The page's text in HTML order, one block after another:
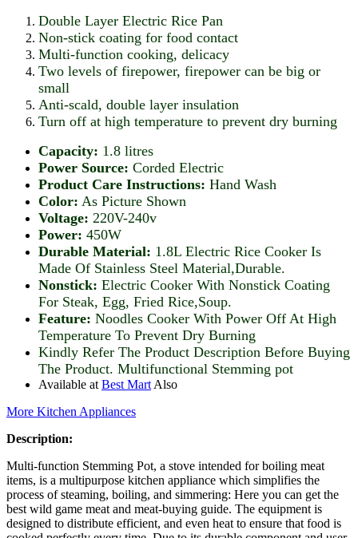
Double Layer Electric Rice Pan
Non-stick coating for food contact
Multi-function cooking, delicacy
Two levels of firepower, firepower can be big or
small
Anti-scald, double layer insulation
Turn off at high temperature to prevent dry burning
Capacity: 1.8 litres
Power Source: Corded Electric
Product Care Instructions: Hand Wash
Color: As Picture Shown
Voltage: 220V-240v
Power: 450W
Durable Material: 1.8L Electric Rice Cooker Is
Made Of Stainless Steel Material,Durable.
Nonstick: Electric Cooker With Nonstick Coating
For Steak, Egg, Fried Rice,Soup.
Feature: Noodles Cooker With Power Off At High
Temperature To Prevent Dry Burning
Kindly Refer The Product Description Before Buying
The Product. Multifunctional Stemming pot
Available at Best Mart Also
More Kitchen Appliances
Description:
Multi-function Stemming Pot, a stove intended for boiling meat
items, is a multipurpose kitchen appliance which simplifies the
process of steaming, boiling, and simmering: Here you can get the
best wild game meat and meat-buying guide. The equipment is
designed to distribute efficient, and even heat to ensure that food is